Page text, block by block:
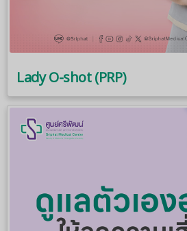
Lady O-shot (PRP)